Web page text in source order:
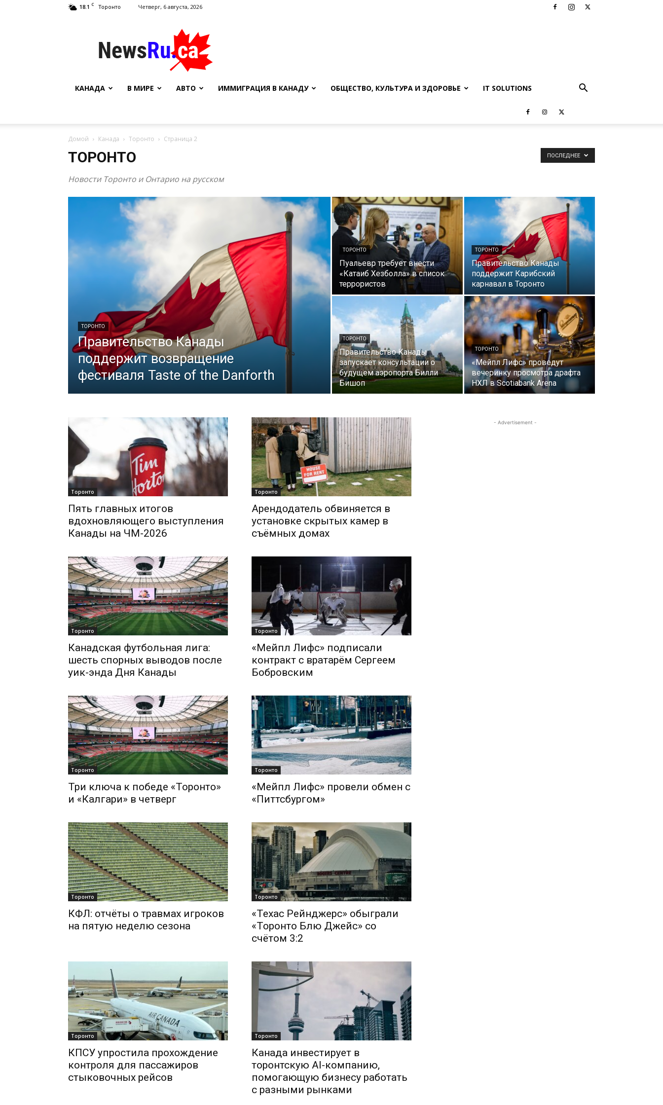
18.1 C Торонто Четверг, 6 августа, 2026
NewsRu.Ca
КАНАДА В МИРЕ АВТО ИММИГРАЦИЯ В КАНАДУ ОБЩЕСТВО, КУЛЬТУРА И ЗДОРОВЬЕ IT SOLUTIONS
Домой Канада Торонто Страница 2
ТОРОНТО
Новости Торонто и Онтарио на русском
ПОСЛЕДНЕЕ
ТОРОНТО
Правительство Канады
поддержит возвращение
фестиваля Taste of the Danforth
ТОРОНТО
Пуальевр требует внести
«Катаиб Хезболла» в список
террористов
ТОРОНТО
Правительство Канады
поддержит Карибский
карнавал в Торонто
ТОРОНТО
Правительство Канады
запускает консультации о
будущем аэропорта Билли
Бишоп
ТОРОНТО
«Мейпл Лифс» проведут
вечеринку просмотра драфта
НХЛ в Scotiabank Arena
Торонто
Пять главных итогов
вдохновляющего выступления
Канады на ЧМ-2026
Торонто
Арендодатель обвиняется в
установке скрытых камер в
съёмных домах
Торонто
Канадская футбольная лига:
шесть спорных выводов после
уик-энда Дня Канады
Торонто
«Мейпл Лифс» подписали
контракт с вратарём Сергеем
Бобровским
Торонто
Три ключа к победе «Торонто»
и «Калгари» в четверг
Торонто
«Мейпл Лифс» провели обмен с
«Питтсбургом»
Торонто
КФЛ: отчёты о травмах игроков
на пятую неделю сезона
Торонто
«Техас Рейнджерс» обыграли
«Торонто Блю Джейс» со
счётом 3:2
Торонто
КПСУ упростила прохождение
контроля для пассажиров
стыковочных рейсов
Торонто
Канада инвестирует в
торонтскую AI-компанию,
помогающую бизнесу работать
с разными рынками
- Advertisement -